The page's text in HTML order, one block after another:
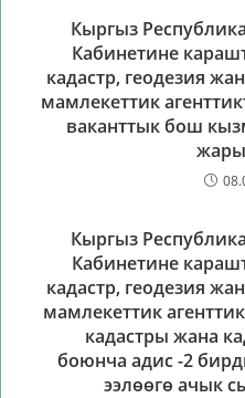
Кыргыз
Кабинетине
кадастр, геодезия
мамлекеттик
ваканттык бош
Кыргыз
Кабинетине
кадастр, геодезия
мамлекеттик
кадастры жана
боюнча адис -2
ээлөөгө ачык